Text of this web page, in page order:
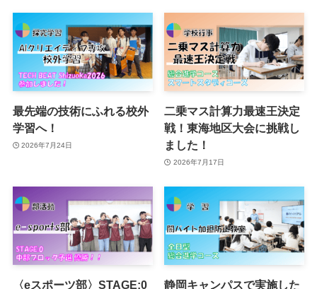
最先端の技術にふれる校外
学習へ！
2026年7月24日
二乗マス計算力最速王決定
戦！東海地区大会に挑戦し
ました！
2026年7月17日
〈eスポーツ部〉STAGE:0
静岡キャンパスで実施した